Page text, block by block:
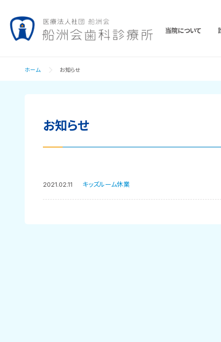
当院について
ホーム お知らせ
お知らせ
2021.02.11 キッズルーム休業